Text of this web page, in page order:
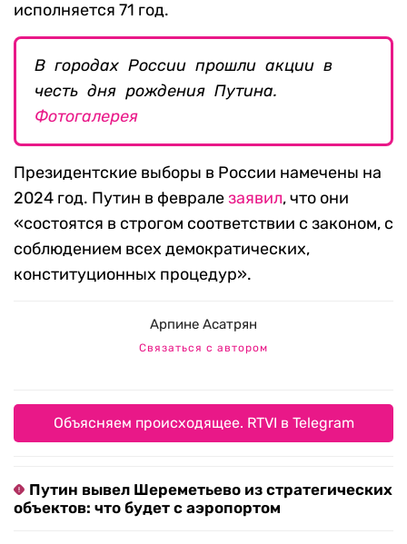
исполняется 71 год.
В городах России прошли акции в
честь дня рождения Путина.
Фотогалерея
Президентские выборы в России намечены на
2024 год. Путин в февралезаявил, что они
«состоятся в строгом соответствии с законом, с
соблюдением всех демократических,
конституционных процедур».
Арпине Асатрян
Связаться с автором
Объясняем происходящее. RTVI в Telegram
Путин вывел Шереметьево из стратегических
объектов: что будет с аэропортом